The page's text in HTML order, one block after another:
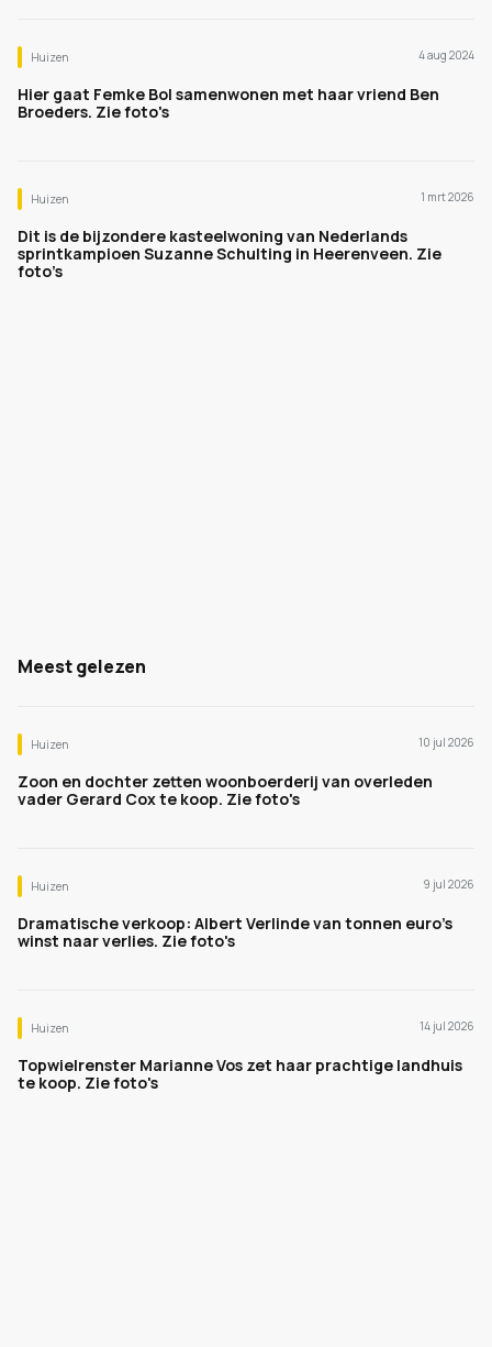
Huizen 4 aug 2024
Hier gaat Femke Bol samenwonen met haar vriend Ben
Broeders. Zie foto's
Huizen 1 mrt 2026
Dit is de bijzondere kasteelwoning van Nederlands
sprintkampioen Suzanne Schulting in Heerenveen. Zie
foto’s
Meest gelezen
Huizen 10 jul 2026
Zoon en dochter zetten woonboerderij van overleden
vader Gerard Cox te koop. Zie foto's
Huizen 9 jul 2026
Dramatische verkoop: Albert Verlinde van tonnen euro's
winst naar verlies. Zie foto's
Huizen 14 jul 2026
Topwielrenster Marianne Vos zet haar prachtige landhuis
te koop. Zie foto's